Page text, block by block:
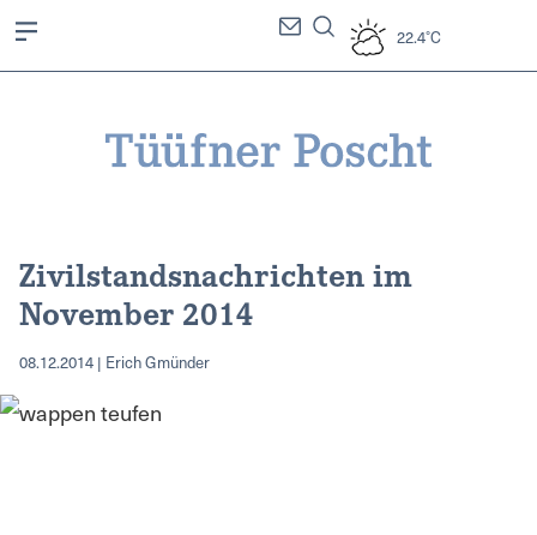
22.4°C
Zivilstandsnachrichten im
November 2014
08.12.2014 | Erich Gmünder